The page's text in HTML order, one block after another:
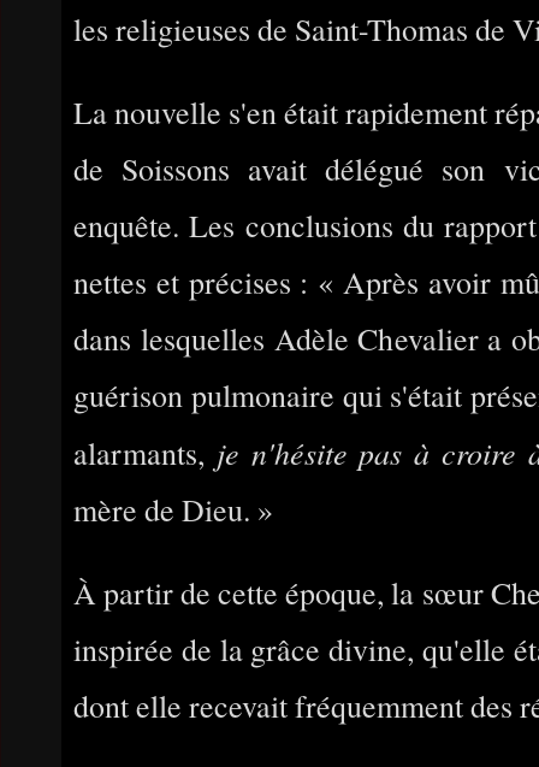
les religieuses de Saint-Thomas de
La nouvelle s'en était rapidement
de Soissons avait délégué son
enquête. Les conclusions du
nettes et précises : « Après avoir
dans lesquelles Adèle Chevalier a
guérison pulmonaire qui s'était
alarmants, je n'hésite pas à croire
mère de Dieu. »
À partir de cette époque, la sœur
inspirée de la grâce divine, qu'elle
dont elle recevait fréquemment des